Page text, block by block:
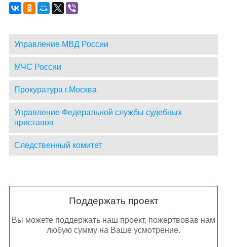
Управление МВД России
МЧС России
Прокуратура г.Москва
Управление Федеральной службы судебных
приставов
Следственный комитет
Поддержать проект
Вы можете поддержать наш проект, пожертвовав нам
любую сумму на Ваше усмотрение.